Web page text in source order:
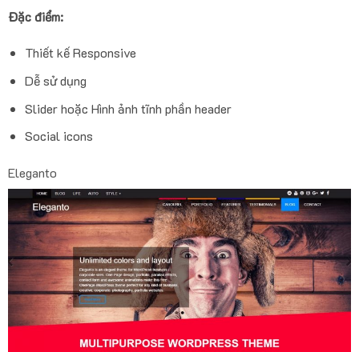
Đặc điểm:
Thiết kế Responsive
Dễ sử dụng
Slider hoặc Hình ảnh tĩnh phần header
Social icons
Eleganto